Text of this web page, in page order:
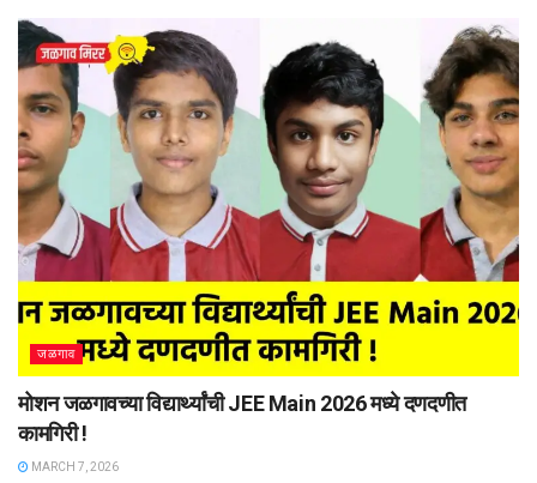
जळगाव
मोशन जळगावच्या विद्यार्थ्यांची JEE Main 2026 मध्ये दणदणीत
कामगिरी !
MARCH 7, 2026